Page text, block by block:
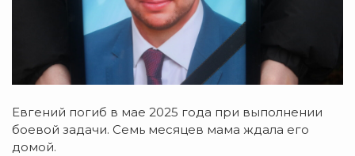
Евгений погиб в мае 2025 года при выполнении
боевой задачи. Семь месяцев мама ждала его
домой.